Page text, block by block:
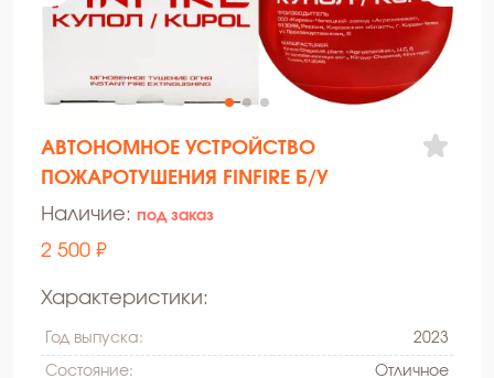
АВТОНОМНОЕ УСТРОЙСТВО
ПОЖАРОТУШЕНИЯ FINFIRE Б/У
Наличие: под заказ
2 500 ₽
Характеристики:
Год выпуска: 2023
Состояние: Oтличное